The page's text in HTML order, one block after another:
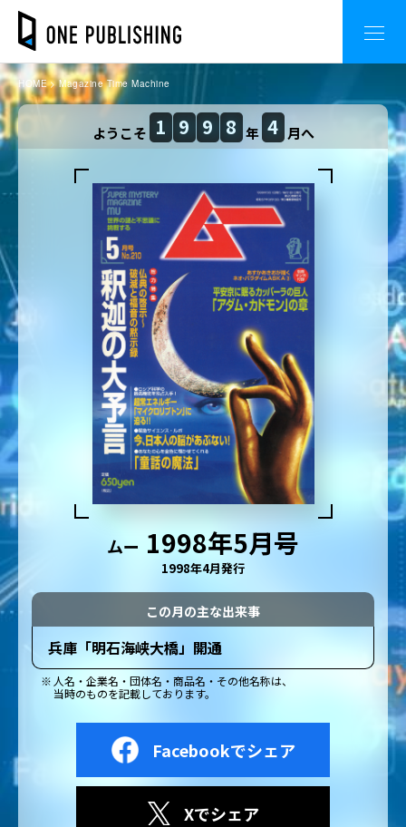
HOME Magazine Time Machine
ようこそ 1 9 9 8 年 4 月へ
ムー 1998年5月号
1998年4月発行
この月の主な出来事
兵庫「明石海峡大橋」開通
人名・企業名・団体名・商品名・その他名称は、
当時のものを記載しております。
Facebookでシェア
Xでシェア